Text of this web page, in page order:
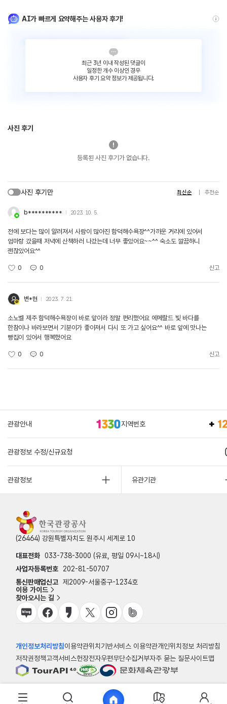
AI가 빠르게 요약해주는 사용자 후기!
최근 3년 이내 작성된 댓글이
일정한 개수 이상인 경우
사용자 후기 요약 정보가 제공됩니다.
사진 후기
등록된 사진 후기가 없습니다.
사진 후기만 최신순 추천순
b********** 2023. 10. 5.
전에 보다는 많이 알려져서 사람이 많아진 함덕해수욕장^^가까운 거리에 있어서
엄마랑 갔을때 저녁에 산책하러 나갔는데 너무 좋았어요~~^^ 숙소도 깔끔하니
괜찮았어요^^
0 0 신고
변*현 2023. 7. 21.
소노벨 제주 함덕해수욕장이 바로 앞이라 정말 편리했어요 에메랄드 빛 바다를
한참이나 바라보면서 기분이가 좋아져서 다시 또 가고 싶어요^^ 바로 앞에 맛나는
빵집이 있어서 행복했어요
0 0 신고
관광안내 지역번호
관광정보 수정/신규요청
관광정보 유관기관
(26464) 강원특별자치도 원주시 세계로 10
대표전화 033-738-3000 (유료, 평일 09시~18시)
사업자등록번호
202-81-50707
통신판매업신고 제2009-서울중구-1234호
이용 가이드
찾아오시는 길
개인정보처리방침이용약관위치기반서비스 이용약관개인위치정보 처리방침
저작권정책고객서비스헌장전자우편무단수집거부자주 묻는 질문사이트맵
© 한국관광공사